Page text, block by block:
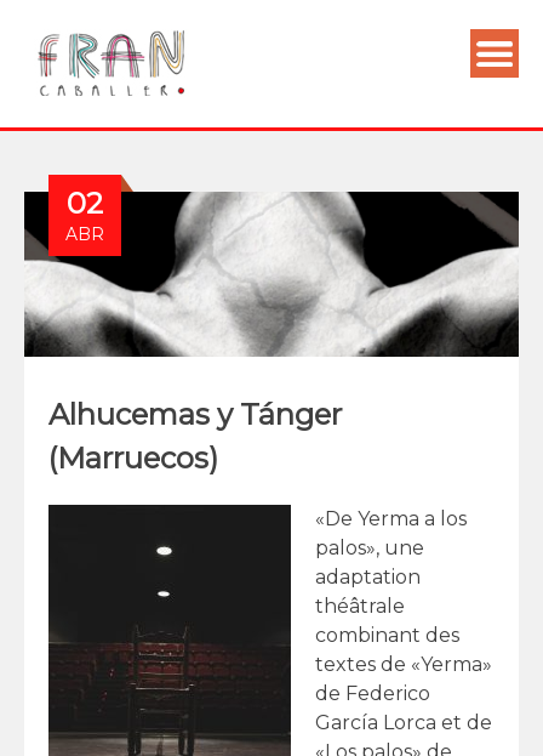
02
ABR
Alhucemas y Tánger
(Marruecos)
«De Yerma a los
palos», une
adaptation
théâtrale
combinant des
textes de «Yerma»
de Federico
García Lorca et de